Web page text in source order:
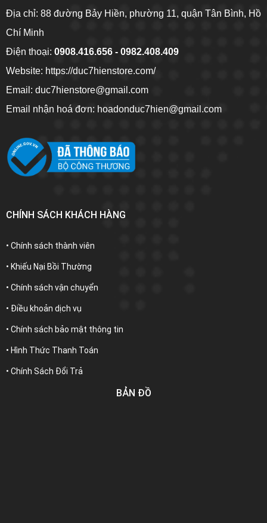
Địa chỉ: 88 đường Bảy Hiền, phường 11, quận Tân Bình, Hồ
Chí Minh
Điện thoại: 0908.416.656 - 0982.408.409
Website: https://duc7hienstore.com/
Email: duc7hienstore@gmail.com
Email nhận hoá đơn: hoadonduc7hien@gmail.com
CHÍNH SÁCH KHÁCH HÀNG
• Chính sách thành viên
• Khiếu Nại Bồi Thường
• Chính sách vận chuyển
• Điều khoản dịch vụ
• Chính sách bảo mật thông tin
• Hình Thức Thanh Toán
• Chính Sách Đổi Trả
BẢN ĐỒ